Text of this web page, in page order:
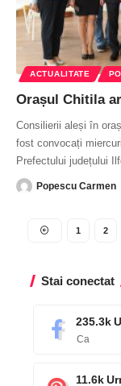
ACTUALITATE
Orașul Chitila
Consilierii aleși în
fost convocați
Prefectului județului
Popescu Carmen
1 2
Stai conectat
235.3k
Ca
11.6k